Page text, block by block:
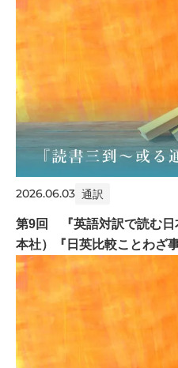
2026.06.03 通訳
第9回 『英語対訳で読む日
本社）『日英比較ことわざ